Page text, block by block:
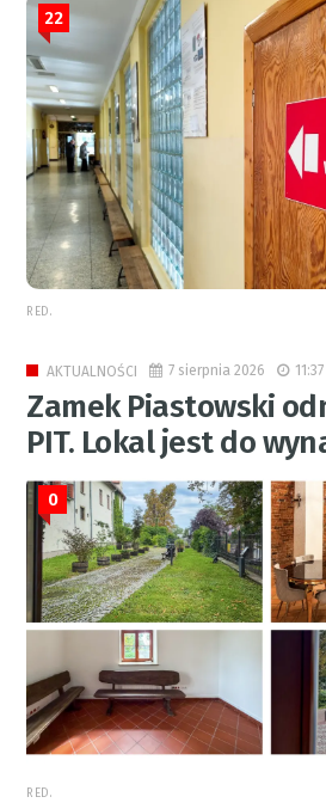
22
RED.
AKTUALNOŚCI 7 sierpnia 2026 11:37
Zamek Piastowski
PIT. Lokal jest do
0
RED.